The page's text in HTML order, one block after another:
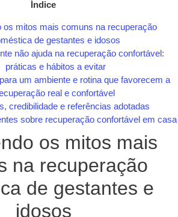
Índice
os mitos mais comuns na recuperação
de gestantes e idosos
não ajuda na recuperação confortável:
práticas e hábitos a evitar
um ambiente e rotina que favorecem a
real e confortável
credibilidade e referências adotadas
sobre recuperação confortável em casa
os mitos mais
na recuperação
de gestantes e
idosos